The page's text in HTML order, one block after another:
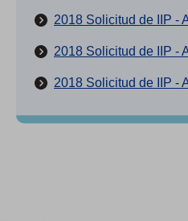
2018 Solicitud de IIP -
2018 Solicitud de IIP -
2018 Solicitud de IIP -